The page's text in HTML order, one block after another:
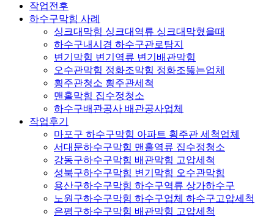
작업전후
하수구막힘 사례
싱크대막힘 싱크대역류 싱크대막혔을때
하수구내시경 하수구관로탐지
변기막힘 변기역류 변기배관막힘
오수관막힘 정화조막힘 정화조뚫는업체
횡주관청소 횡주관세척
맨홀막힘 집수정청소
하수구배관공사 배관공사업체
작업후기
마포구 하수구막힘 아파트 횡주관 세척업체
서대문하수구막힘 맨홀역류 집수정청소
강동구하수구막힘 배관막힘 고압세척
성북구하수구막힘 변기막힘 오수관막힘
용산구하수구막힘 하수구역류 상가하수구
노원구하수구막힘 하수구업체 하수구고압세척
은평구하수구막힘 배관막힘 고압세척